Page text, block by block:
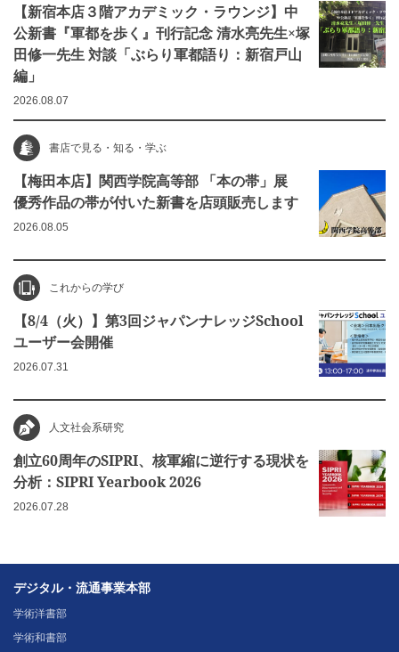
【新宿本店３階アカデミック・ラウンジ】中
公新書『軍都を歩く』刊行記念 清水亮先生×塚
田修一先生 対談「ぶらり軍都語り：新宿戸山
編」
2026.08.07
書店で見る・知る・学ぶ
【梅田本店】関西学院高等部 「本の帯」展
優秀作品の帯が付いた新書を店頭販売します
2026.08.05
これからの学び
【8/4（火）】第3回ジャパンナレッジSchool
ユーザー会開催
2026.07.31
人文社会系研究
創立60周年のSIPRI、核軍縮に逆行する現状を
分析：SIPRI Yearbook 2026
2026.07.28
デジタル・流通事業本部
学術洋書部
学術和書部